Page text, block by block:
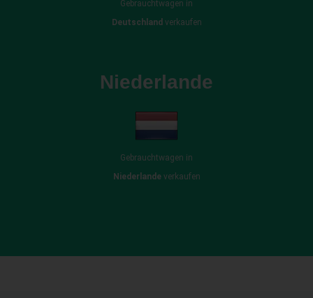
Gebrauchtwagen in
Deutschland verkaufen
Niederlande
Gebrauchtwagen in
Niederlandeverkaufen